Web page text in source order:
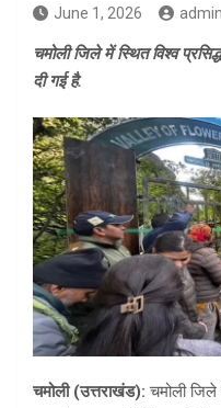
June 1, 2026 admin
चमोली जिले में स्थित विश्व
दी गई है.
चमोली (उत्तराखंड):चमोली जिले